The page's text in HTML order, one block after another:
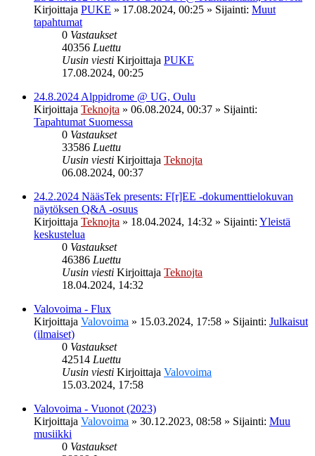
Kirjoittaja PUKE » 17.08.2024, 00:25 » Sijainti: Muut
tapahtumat
0 Vastaukset
40356 Luettu
Uusin viesti Kirjoittaja PUKE
17.08.2024, 00:25
24.8.2024 Alppidrome @ UG, Oulu
Kirjoittaja Teknojta » 06.08.2024, 00:37 » Sijainti:
Tapahtumat Suomessa
0 Vastaukset
33586 Luettu
Uusin viesti Kirjoittaja Teknojta
06.08.2024, 00:37
24.2.2024 NääsTek presents: F[r]EE -dokumenttielokuvan
näytöksen Q&A -osuus
Kirjoittaja Teknojta » 18.04.2024, 14:32 » Sijainti: Yleistä
keskustelua
0 Vastaukset
46386 Luettu
Uusin viesti Kirjoittaja Teknojta
18.04.2024, 14:32
Valovoima - Flux
Kirjoittaja Valovoima » 15.03.2024, 17:58 » Sijainti: Julkaisut
(ilmaiset)
0 Vastaukset
42514 Luettu
Uusin viesti Kirjoittaja Valovoima
15.03.2024, 17:58
Valovoima - Vuonot (2023)
Kirjoittaja Valovoima » 30.12.2023, 08:58 » Sijainti: Muu
musiikki
0 Vastaukset